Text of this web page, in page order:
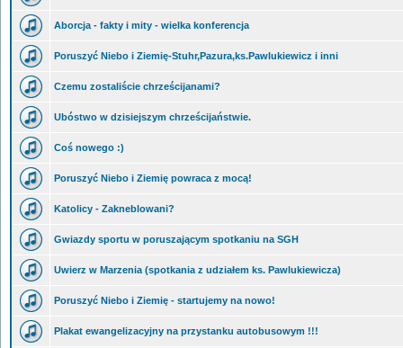
Aborcja - fakty i mity - wielka konferencja
Poruszyć Niebo i Ziemię-Stuhr,Pazura,ks.Pawlukiewicz i inni
Czemu zostaliście chrześcijanami?
Ubóstwo w dzisiejszym chrześcijaństwie.
Coś nowego :)
Poruszyć Niebo i Ziemię powraca z mocą!
Katolicy - Zakneblowani?
Gwiazdy sportu w poruszającym spotkaniu na SGH
Uwierz w Marzenia (spotkania z udziałem ks. Pawlukiewicza)
Poruszyć Niebo i Ziemię - startujemy na nowo!
Plakat ewangelizacyjny na przystanku autobusowym !!!